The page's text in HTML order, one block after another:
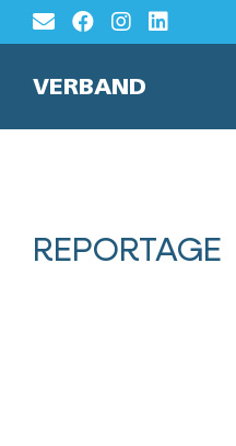
Zum
Inhalt
springenVERBAND
REPORTAGE